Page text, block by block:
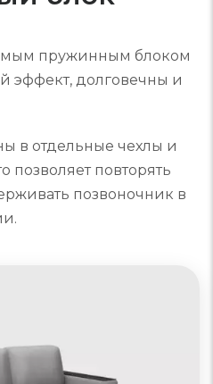
пружинным блоком
эффект, долговечны и
в отдельные чехлы и
позволяет повторять
позвоночник в